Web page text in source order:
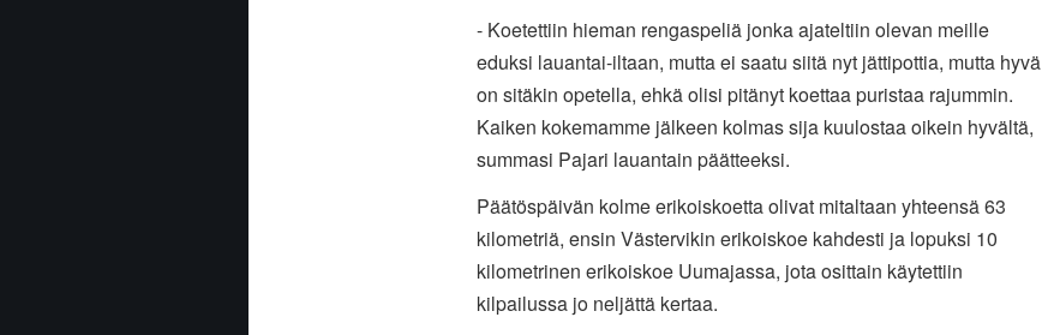
- Koetettiin hieman rengaspeliä jonka ajateltiin olevan meille
eduksi lauantai-iltaan, mutta ei saatu siitä nyt jättipottia, mutta hyvä
on sitäkin opetella, ehkä olisi pitänyt koettaa puristaa rajummin.
Kaiken kokemamme jälkeen kolmas sija kuulostaa oikein hyvältä,
summasi Pajari lauantain päätteeksi.
Päätöspäivän kolme erikoiskoetta olivat mitaltaan yhteensä 63
kilometriä, ensin Västervikin erikoiskoe kahdesti ja lopuksi 10
kilometrinen erikoiskoe Uumajassa, jota osittain käytettiin
kilpailussa jo neljättä kertaa.